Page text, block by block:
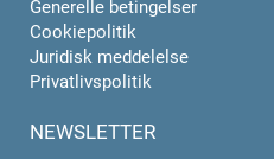
Generelle betingelser
Cookiepolitik
Juridisk meddelelse
Privatlivspolitik
NEWSLETTER